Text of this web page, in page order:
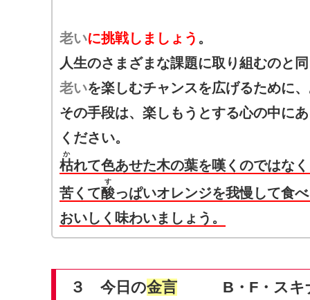
老いに挑戦しましょう 。
人生のさまざまな課題に取り組むのと
老いを楽しむチャンスを広げるために
その手段は、楽しもうとする心の中に
ください。
枯
か
れて色あせた木の葉を嘆くのではな
苦くて酸
す
っぱいオレンジを我慢して食
おいしく味わいましょう。
３ 今日の金言 B・F・スキ